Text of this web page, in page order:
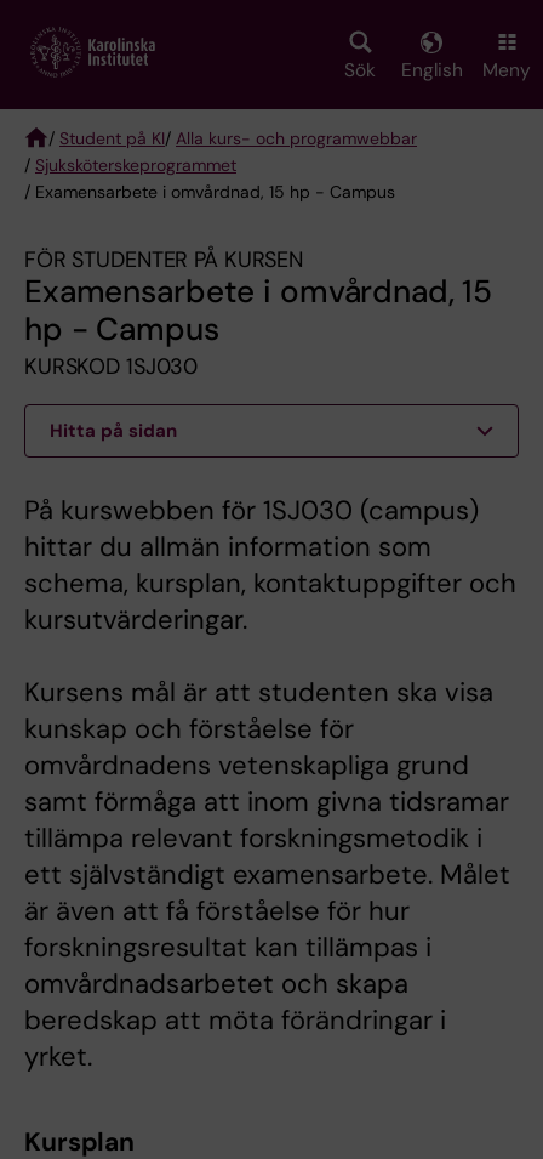
main
Sök English Meny
Breadcrumb
/ Student på KI/ Alla kurs- och programwebbar
/ Sjuksköterske­programmet
/ Examensarbete i omvårdnad, 15 hp - Campus
FÖR STUDENTER PÅ KURSEN
Examensarbete i omvårdnad, 15
hp - Campus
KURSKOD 1SJ030
Hitta på sidan
På kurswebben för 1SJ030 (campus)
hittar du allmän information som
schema, kursplan, kontaktuppgifter och
kursutvärderingar.
Kursens mål är att studenten ska visa
kunskap och förståelse för
omvårdnadens vetenskapliga grund
samt förmåga att inom givna tidsramar
tillämpa relevant forskningsmetodik i
ett självständigt examensarbete. Målet
är även att få förståelse för hur
forskningsresultat kan tillämpas i
omvårdnadsarbetet och skapa
beredskap att möta förändringar i
yrket.
Kursplan